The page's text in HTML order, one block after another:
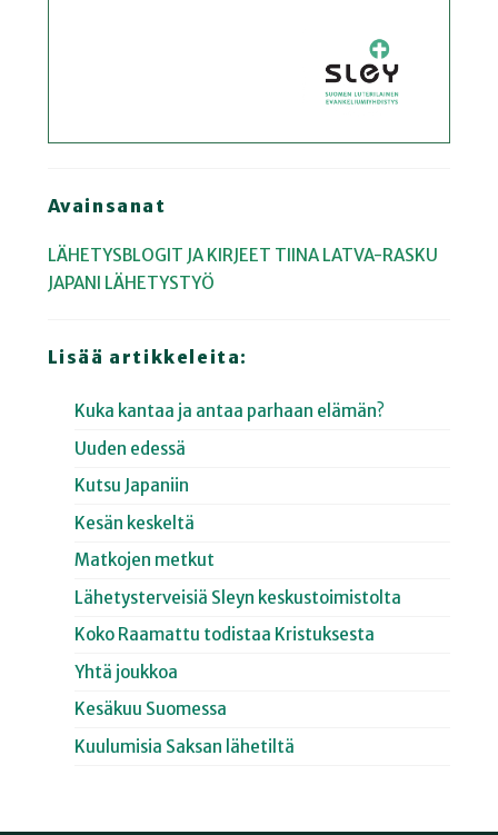
Avainsanat
LÄHETYSBLOGIT JA KIRJEET TIINA LATVA-RASKU
JAPANI
LÄHETYSTYÖ
Lisää artikkeleita:
Kuka kantaa ja antaa parhaan elämän?
Uuden edessä
Kutsu Japaniin
Kesän keskeltä
Matkojen metkut
Lähetysterveisiä Sleyn keskustoimistolta
Koko Raamattu todistaa Kristuksesta
Yhtä joukkoa
Kesäkuu Suomessa
Kuulumisia Saksan lähetiltä